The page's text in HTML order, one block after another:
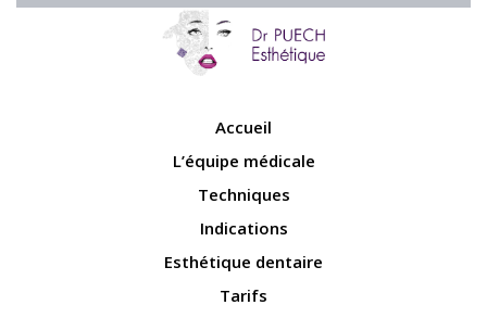
Accueil
L’équipe médicale
Techniques
Indications
Esthétique dentaire
Tarifs